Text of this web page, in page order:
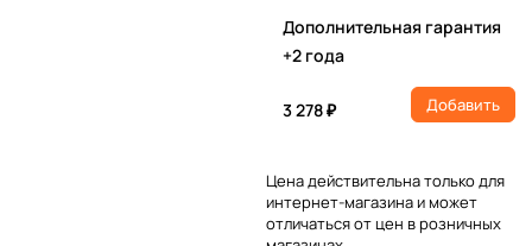
Дополнительная гарантия
+2 года
3 278 ₽ Добавить
Цена действительна только для
интернет-магазина и может
отличаться от цен в розничных